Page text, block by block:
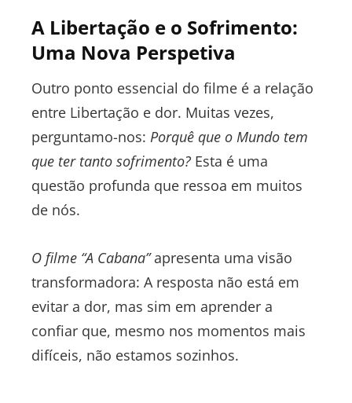
A Libertação e o Sofrimento:
Uma Nova Perspetiva
Outro ponto essencial do filme é a relação
entre Libertação e dor. Muitas vezes,
perguntamo-nos: Porquê que o Mundo tem
que ter tanto sofrimento? Esta é uma
questão profunda que ressoa em muitos
de nós.
O filme “A Cabana”apresenta uma visão
transformadora: A resposta não está em
evitar a dor, mas sim em aprender a
confiar que, mesmo nos momentos mais
difíceis, não estamos sozinhos.